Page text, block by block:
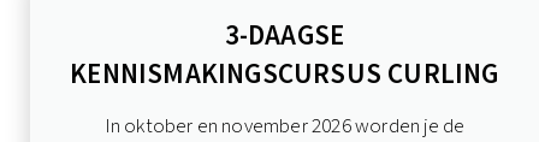
3-DAAGSE
KENNISMAKINGSCURSUS CURLING
In oktober en november 2026 worden je de